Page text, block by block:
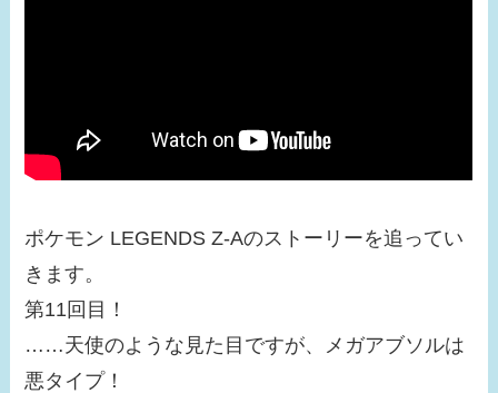
ポケモン LEGENDS Z-Aのストーリーを追ってい
きます。
第11回目！
……天使のような見た目ですが、メガアブソルは
悪タイプ！